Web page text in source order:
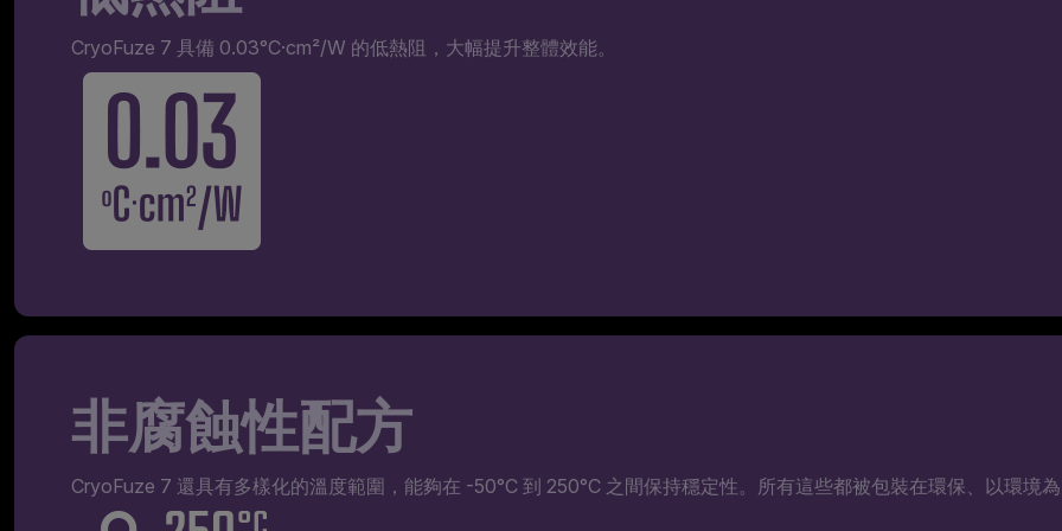
CryoFuze 7 具備 0.03°C·cm²/W 的低熱阻，大幅提升整體效能。
非腐蝕性配方
CryoFuze 7 還具有多樣化的溫度範圍，能夠在 -50°C 到 250°C 之間保持穩定性。所有這些都被包裝在環保、以環境為